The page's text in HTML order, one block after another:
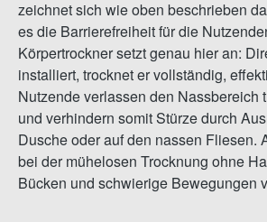
zeichnet sich wie oben beschrieben
es die Barrierefreiheit für die
Körpertrockner setzt genau hier an:
installiert, trocknet er vollständig,
Nutzende verlassen den Nassbereich
und verhindern somit Stürze durch
Dusche oder auf den nassen Fliesen.
bei der mühelosen Trocknung ohne
Bücken und schwierige Bewegungen